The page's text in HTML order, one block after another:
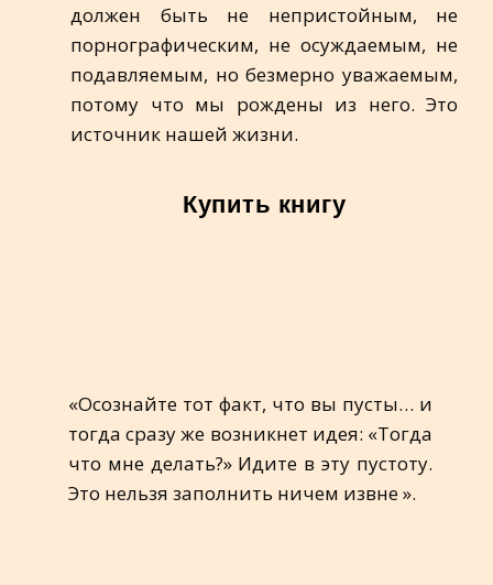
должен быть не непристойным, не
порнографическим, не осуждаемым, не
подавляемым, но безмерно уважаемым,
потому что мы рождены из него. Это
источник нашей жизни.
Купить книгу
«Осознайте тот факт, что вы пусты… и
тогда сразу же возникнет идея: «Тогда
что мне делать?» Идите в эту пустоту.
Это нельзя заполнить ничем извне ».